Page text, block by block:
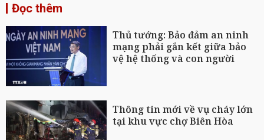
Đọc thêm
Thủ tướng: Bảo đảm an ninh
mạng phải gắn kết giữa bảo
vệ hệ thống và con người
Thông tin mới về vụ cháy lớn
tại khu vực chợ Biên Hòa